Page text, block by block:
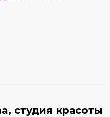
студия красоты